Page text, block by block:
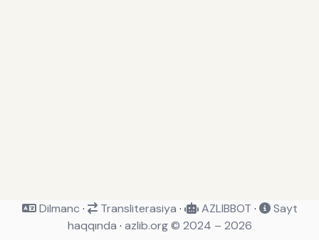
Dilmanc · Transliterasiya · AZLIBBOT ·
Sayt
haqqında · azlib.org © 2024 – 2026